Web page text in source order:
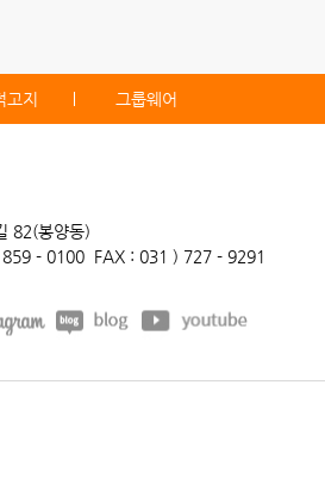
고지 그룹웨어
82(봉양동)
- 0100 FAX : 031 ) 727 - 9291